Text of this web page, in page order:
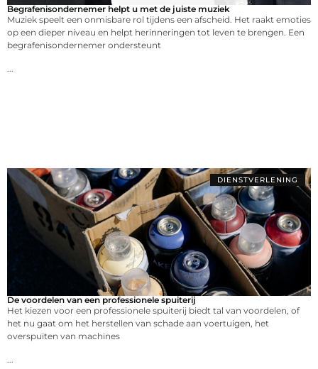
Begrafenisondernemer helpt u met de juiste muziek
Muziek speelt een onmisbare rol tijdens een afscheid. Het raakt emoties
op een dieper niveau en helpt herinneringen tot leven te brengen. Een
begrafenisondernemer ondersteunt
DIENSTVERLENING
De voordelen van een professionele spuiterij
Het kiezen voor een professionele spuiterij biedt tal van voordelen, of
het nu gaat om het herstellen van schade aan voertuigen, het
overspuiten van machines